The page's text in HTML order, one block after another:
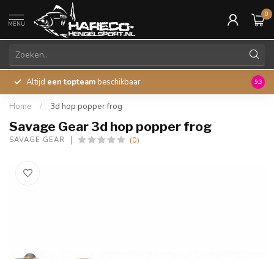
MENU
0
Altijd een topteam beschikbaar 45
9.3
Home / 3d hop popper frog
Savage Gear 3d hop popper frog
SAVAGE GEAR (0)